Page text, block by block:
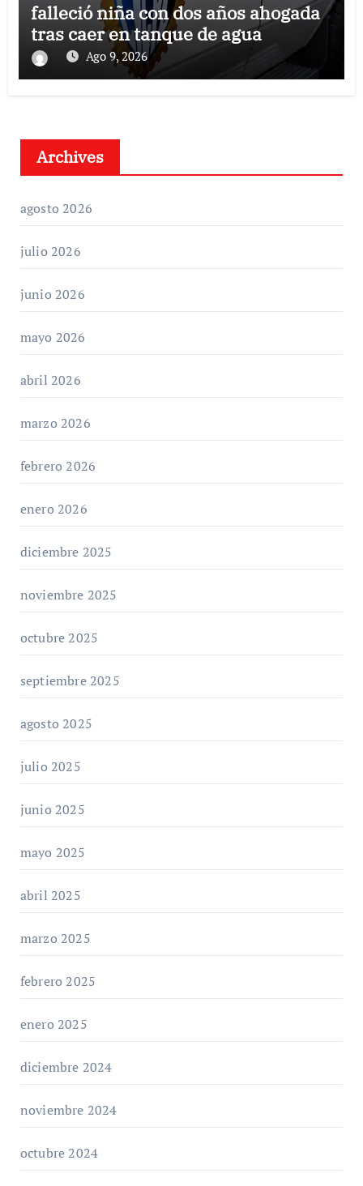
falleció niña con dos años ahogada
tras caer en tanque de agua
Ago 9, 2026
Archives
agosto 2026
julio 2026
junio 2026
mayo 2026
abril 2026
marzo 2026
febrero 2026
enero 2026
diciembre 2025
noviembre 2025
octubre 2025
septiembre 2025
agosto 2025
julio 2025
junio 2025
mayo 2025
abril 2025
marzo 2025
febrero 2025
enero 2025
diciembre 2024
noviembre 2024
octubre 2024